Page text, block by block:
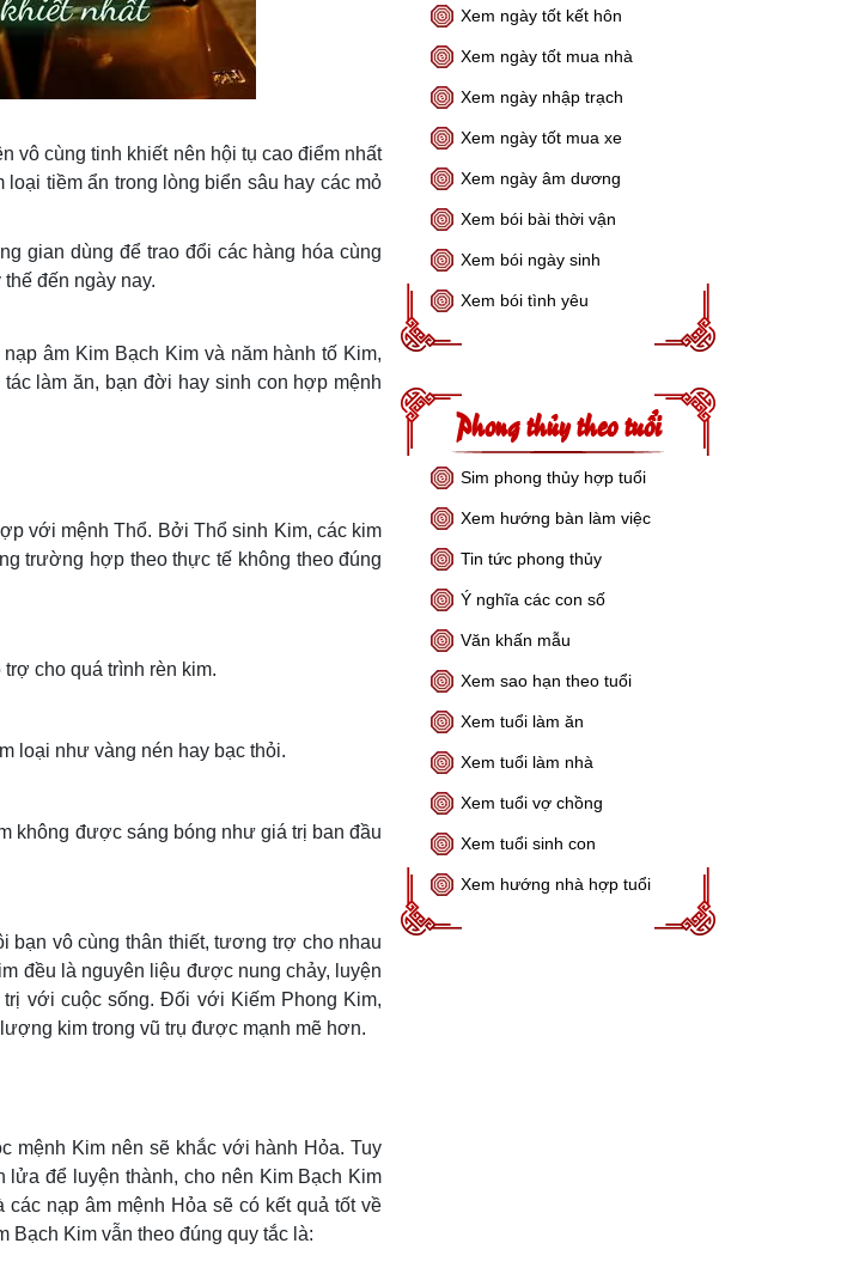
vô cùng tinh khiết nên hội tụ cao điểm nhất
tiềm ẩn trong lòng biển sâu hay các mỏ
gian dùng để trao đổi các hàng hóa cùng
đến ngày nay.
âm Kim Bạch Kim và năm hành tố Kim,
làm ăn, bạn đời hay sinh con hợp mệnh
với mệnh Thổ. Bởi Thổ sinh Kim, các kim
trường hợp theo thực tế không theo đúng
cho quá trình rèn kim.
loại như vàng nén hay bạc thỏi.
không được sáng bóng như giá trị ban đầu
vô cùng thân thiết, tương trợ cho nhau
đều là nguyên liệu được nung chảy, luyện
với cuộc sống. Đối với Kiếm Phong Kim,
kim trong vũ trụ được mạnh mẽ hơn.
mệnh Kim nên sẽ khắc với hành Hỏa. Tuy
lửa để luyện thành, cho nên Kim Bạch Kim
nạp âm mệnh Hỏa sẽ có kết quả tốt về
Kim vẫn theo đúng quy tắc là:
Xem ngày tốt kết hôn
Xem ngày tốt mua nhà
Xem ngày nhập trạch
Xem ngày tốt mua xe
Xem ngày âm dương
Xem bói bài thời vận
Xem bói ngày sinh
Xem bói tình yêu
Phong thủy theo tuổi
Sim phong thủy hợp tuổi
Xem hướng bàn làm việc
Tin tức phong thủy
Ý nghĩa các con số
Văn khấn mẫu
Xem sao hạn theo tuổi
Xem tuổi làm ăn
Xem tuổi làm nhà
Xem tuổi vợ chồng
Xem tuổi sinh con
Xem hướng nhà hợp tuổi